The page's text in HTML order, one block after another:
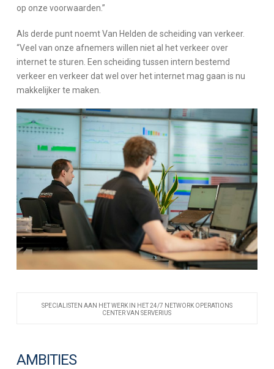
op onze voorwaarden.”
Als derde punt noemt Van Helden de scheiding van verkeer.
“Veel van onze afnemers willen niet al het verkeer over
internet te sturen. Een scheiding tussen intern bestemd
verkeer en verkeer dat wel over het internet mag gaan is nu
makkelijker te maken.
SPECIALISTEN AAN HET WERK IN HET 24/7 NETWORK OPERATIONS
CENTER VAN SERVERIUS
AMBITIES